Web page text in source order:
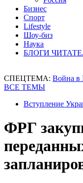
Бизнес
Спорт
Lifestyle
Шоу-биз
Наука
БЛОГИ
СПЕЦТЕМА: Война в
ВСЕ ТЕМЫ
Вступление
ФРГ